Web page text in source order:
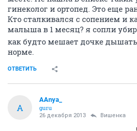
гинеколог и ортопед. Это еще
Кто сталкивался с сопением и
малыша в 1 месяц? я сопли
как будто мешает дочке дышать
норме.
ОТВЕТИТЬ
A
AAnya_
guru
26 декабря 2013 Вишенка